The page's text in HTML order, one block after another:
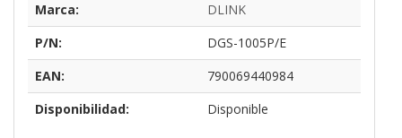
Marca:
DLINK
P/N:
DGS-1005P/E
EAN:
790069440984
Disponibilidad:
Disponible